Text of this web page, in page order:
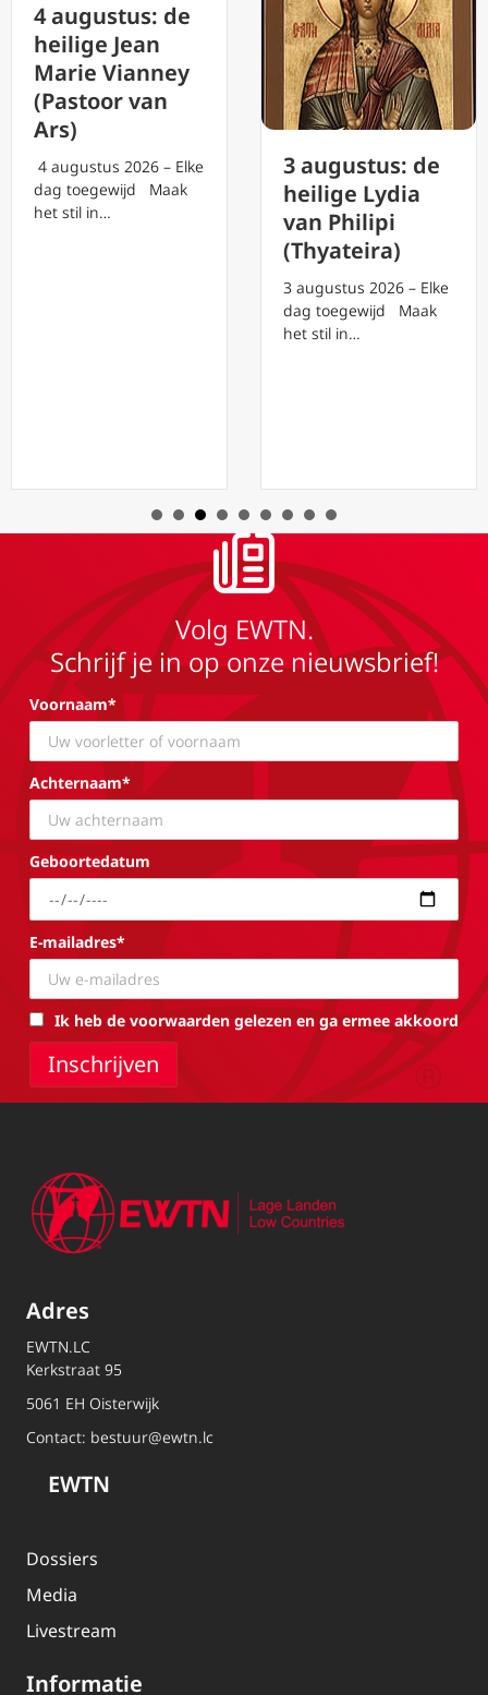
4 augustus: de
heilige Jean
Marie Vianney
(Pastoor van
Ars)
4 augustus 2026 – Elke
dag toegewijd Maak
het stil in…
3 augustus: de
heilige Lydia
van Philipi
(Thyateira)
3 augustus 2026 – Elke
dag toegewijd Maak
het stil in…
Volg EWTN.
Schrijf je in op onze nieuwsbrief!
Voornaam*
Achternaam*
Geboortedatum
E-mailadres*
Ik heb de voorwaarden gelezen en ga ermee akkoord
Adres
EWTN.LC
Kerkstraat 95
5061 EH Oisterwijk
Contact: bestuur@ewtn.lc
EWTN
Dossiers
Media
Livestream
Informatie